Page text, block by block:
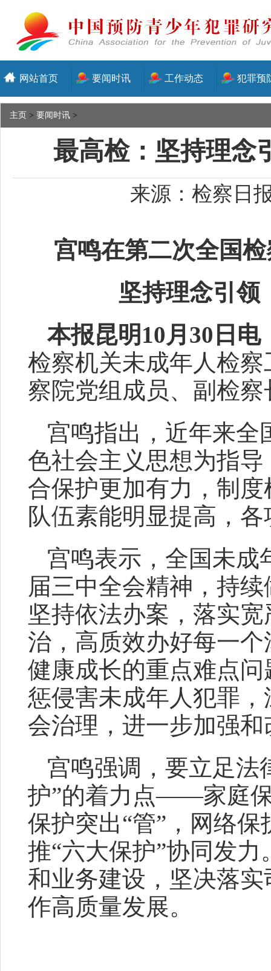
网站首页 要闻时讯 工作动态 犯罪预
主页 > 要闻时讯 >
最高检：坚持理念
来源：检察日
宫鸣在第二次全国
坚持理念引
本报昆明10月30日
检察机关未成年人检
察院党组成员、副检
宫鸣指出，近年来全
色社会主义思想为指
合保护更加有力，制
队伍素能明显提高，
宫鸣表示，全国未成
届三中全会精神，持
坚持依法办案，落实
治，高质效办好每一
健康成长的重点难点
惩侵害未成年人犯罪
会治理，进一步加强
宫鸣强调，要立足法
护”的着力点——家庭保
保护突出“管”，网络保
推“六大保护”协同发
和业务建设，坚决落
作高质量发展。